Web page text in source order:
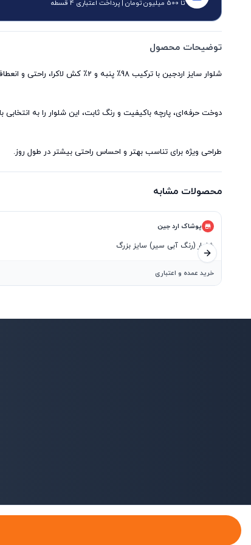
تا 500 میلیون تومان | پرداخت اعتباری 4 قسطه
توضیحات محصول
طراحی ویژه برای تناسب بهتر و احساس راحتی بیشتر در طول روز.
محصولات مشابه
پوشاک ارد جین
شلوار (رنگ آبی سیر) سایز بزرگ
خرید عمده و اعتباری
اسلاید بعدی